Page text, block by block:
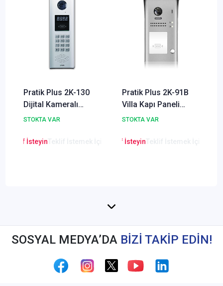
Pratik Plus 2K-130
Dijital Kameralı
Renkli Dış Kapı
STOKTA VAR
Teklif İsteyin Teklif İstemek İçin Tıklayınız
Pratik Plus 2K-91B
Villa Kapı Paneli
Proximity Kart
STOKTA VAR
Lütfen Teklif İsteyin
SOSYAL MEDYA’DA BİZİ TAKİP EDİN!